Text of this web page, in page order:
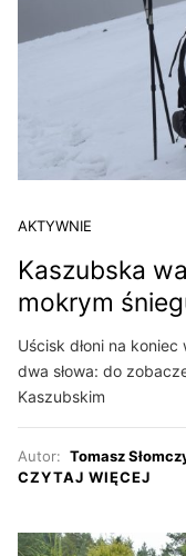
AKTYWNIE
Kaszubska
mokrym
Uścisk dłoni na
dwa słowa: do
Kaszubskim
Autor: Tomasz
CZYTAJ WIĘCEJ